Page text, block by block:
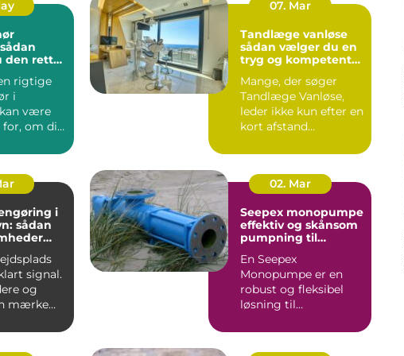
den rette
rigtige
i
være
for, om dit
07. Mar
Tandlæge vanløse
sådan vælger du en
tryg og kompetent
Mange, der søger
Tandlæge Vanløse,
leder ikke kun efter en
kort afstand
også have ...
i
sådan
signal.
og
mærke
02. Mar
Seepex monopumpe
effektiv og skånsom
pumpning til
En Seepex
Monopumpe er en
robust og fleksibel
løsning til
arbejder med
tyktflydend...